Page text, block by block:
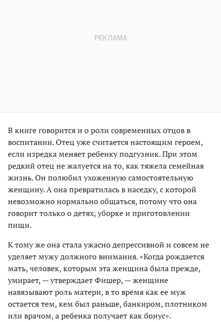
В книге говорится и о роли современных отцов в
воспитании. Отец уже считается настоящим героем,
если изредка меняет ребенку подгузник. При этом
редкий отец не жалуется на то, как тяжела семейная
жизнь. Он полюбил ухоженную самостоятельную
женщину. А она превратилась в наседку, с которой
невозможно нормально общаться, потому что она
говорит только о детях, уборке и приготовлении
пищи.
К тому же она стала ужасно депрессивной и совсем не
уделяет мужу должного внимания. «Когда рождается
мать, человек, которым эта женщина была прежде,
умирает, — утверждает Фишер, — женщине
навязывают роль матери, в то время как ее муж
остается тем, кем был раньше, банкиром, плотником
или врачом, а ребенка получает как бонус».